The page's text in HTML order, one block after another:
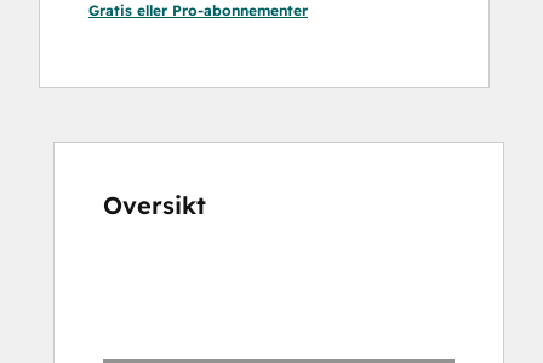
Gratis eller Pro-abonnementer
Oversikt